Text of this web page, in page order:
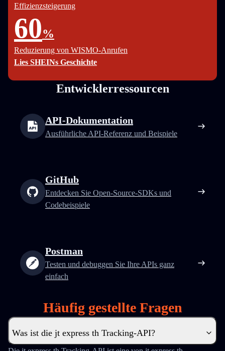
Effizienzsteigerung
60%
Reduzierung von WISMO-Anrufen
Lies SHEINs Geschichte
Entwicklerressourcen
API-Dokumentation
Ausführliche API-Referenz und Beispiele
GitHub
Entdecken Sie Open-Source-SDKs und
Codebeispiele
Postman
Testen und debuggen Sie Ihre APIs ganz
einfach
Häufig gestellte Fragen
Was ist die jt express th Tracking-API?